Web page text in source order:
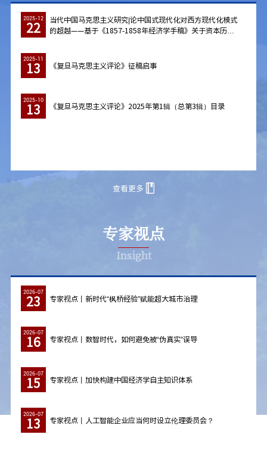
查看更多
2025-12
22
当代中国马克思主义研究|论中国式现代化对西方现代化模式
的超越——基于《1857-1858年经济学手稿》关于资本历史
2025-11
13 ​《复旦马克思主义评论》征稿启事
2025-10
13 《复旦马克思主义评论》2025年第1辑（总第3辑）目录
专家视点
Insight
2026-07
23 专家视点丨新时代“枫桥经验”赋能超大城市治理
2026-07
16 专家视点丨数智时代，如何避免被“伪真实”误导
2026-07
15 专家视点丨加快构建中国经济学自主知识体系
2026-07
13 专家视点丨人工智能企业应当何时设立伦理委员会？